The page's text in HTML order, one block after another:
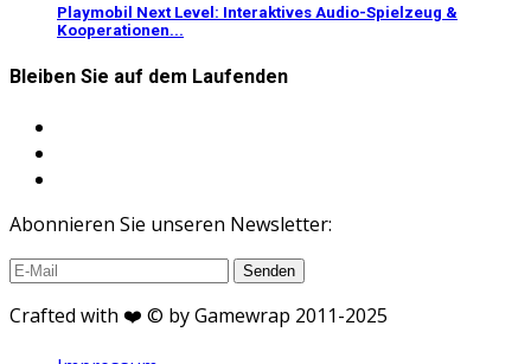
Playmobil Next Level: Interaktives Audio-Spielzeug &
Kooperationen...
Bleiben Sie auf dem Laufenden
Abonnieren Sie unseren Newsletter:
Crafted with ❤️ © by Gamewrap 2011-2025